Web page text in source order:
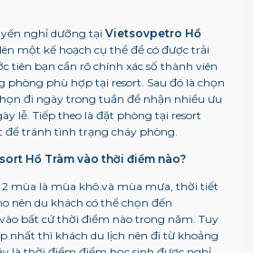
nghỉ dưỡng tại Vietsovpetro Hồ
một kế hoạch cụ thể để có được trải
tiên bạn cần rõ chính xác số thành viên
phòng phù hợp tại resort. Sau đó là chọn
đi ngày trong tuần để nhận nhiều ưu
lễ. Tiếp theo là đặt phòng tại resort
tránh tình trạng cháy phòng.
Hồ Tràm vào thời điểm nào?
mùa là mùa khô và mùa mưa, thời tiết
nên du khách có thể chọn đến
bất cứ thời điểm nào trong năm. Tuy
nhất thì khách du lịch nên đi từ khoảng